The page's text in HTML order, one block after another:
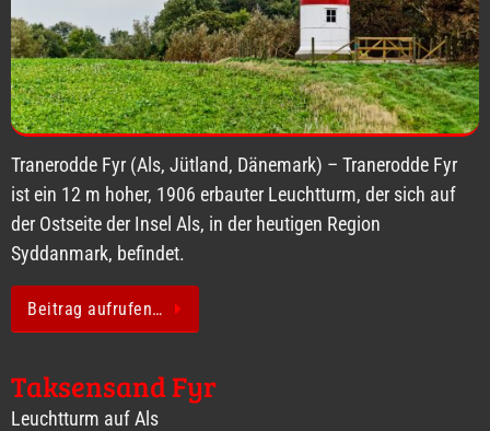
Tranerodde Fyr (Als, Jütland, Dänemark) – Tranerodde Fyr
ist ein 12 m hoher, 1906 erbauter Leuchtturm, der sich auf
der Ostseite der Insel Als, in der heutigen Region
Syddanmark, befindet.
Beitrag aufrufen…
Taksensand Fyr
Leuchtturm auf Als